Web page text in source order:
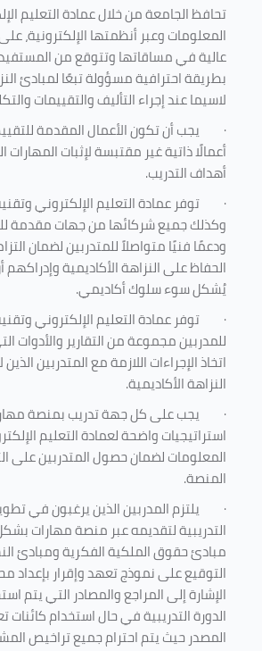
تحافظ الجامعة من خلال عمادة التعليم
المعلومات وعبر أنظمتها الإلكترونية،
عالية في مساقاتها وتتوقع من
بطريقة احترافية مسؤولة تبعًا لمبادئ
لاسيما عند إجراء التأليف والتقييمات
· يجب أن تكون الأعمال المقدمة
أعمالًا ذاتية غير مقتبسة لإثبات
أهداف التدريب.
· توفر عمادة التعليم الإلكتروني
وكذلك جميع شركائها من جهات مقدمة
ودعمًا فنيًا متواصلاً للمتدربين لضمان
الحفاظ على النزاهة الأكاديمية وإدراكهم
يُشكل سوء سلوك أكاديمي.
· توفر عمادة التعليم الإلكتروني
للمدربين مجموعة من التقارير والأدوات
اتخاذ الإجراءات اللازمة مع المتدربين
النزاهة الأكاديمية.
· يجب على كل جهة تدريب بمنصة
استراتيجيات واضحة لعمادة التعليم
المعلومات لضمان حصول المتدربين على
المنصة.
· يلتزم المدربين الذين يرغبون في
التدريبية لتقديمه عبر منصة مهارات
مبادئ حقوق الملكية الفكرية ومبادئ
التوقيع على نموذج تعهد وإقرار بإعداد
الإشارة إلى المراجع والمصادر التي يتم
الدورة التدريبية في حال استخدام
المصدر حيث يتم احترام جميع تراخيص